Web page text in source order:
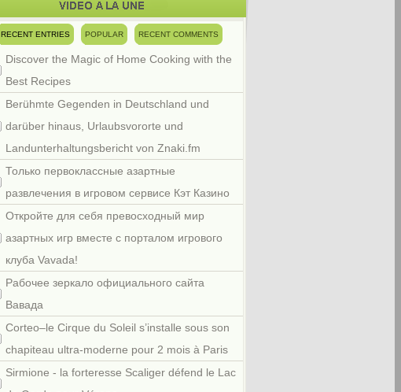
RECENT ENTRIES POPULAR RECENT COMMENTS
Discover the Magic of Home Cooking with the
Best Recipes
Berühmte Gegenden in Deutschland und
darüber hinaus, Urlaubsvororte und
Landunterhaltungsbericht von Znaki.fm
Только первоклассные азартные
развлечения в игровом сервисе Кэт Казино
Откройте для себя превосходный мир
азартных игр вместе с порталом игрового
клуба Vavada!
Рабочее зеркало официального сайта
Вавада
Corteo–le Cirque du Soleil s’installe sous son
chapiteau ultra-moderne pour 2 mois à Paris
Sirmione - la forteresse Scaliger défend le Lac